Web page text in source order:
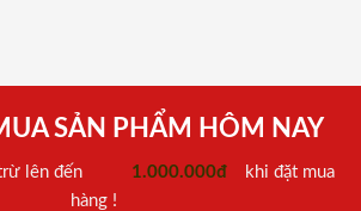
SẢN PHẨM HÔM NAY
lên đến 1.000.000đ
khi đặt mua
hàng !